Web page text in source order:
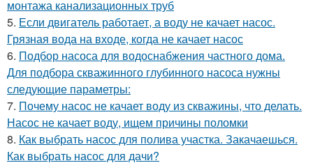
монтажа канализационных труб
5. Если двигатель работает, а воду не качает насос.
Грязная вода на входе, когда не качает насос
6. Подбор насоса для водоснабжения частного дома.
Для подбора скважинного глубинного насоса нужны
следующие параметры:
7. Почему насос не качает воду из скважины, что делать.
Насос не качает воду, ищем причины поломки
8. Как выбрать насос для полива участка. Закачаешься.
Как выбрать насос для дачи?